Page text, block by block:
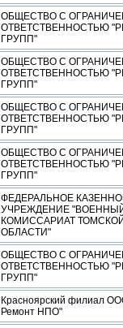
ОБЩЕСТВО С
ОТВЕТСТВЕННОСТЬЮ
ГРУПП"
ОБЩЕСТВО С
ОТВЕТСТВЕННОСТЬЮ
ГРУПП"
ОБЩЕСТВО С
ОТВЕТСТВЕННОСТЬЮ
ГРУПП"
ОБЩЕСТВО С
ОТВЕТСТВЕННОСТЬЮ
ГРУПП"
ФЕДЕРАЛЬНОЕ
УЧРЕЖДЕНИЕ
КОМИССАРИАТ ТОМСКОЙ
ОБЛАСТИ"
ОБЩЕСТВО С
ОТВЕТСТВЕННОСТЬЮ
ГРУПП"
Красноярский филиал
Ремонт НПО"